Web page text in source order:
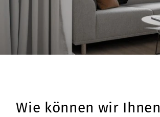
Wie können wir Ihnen